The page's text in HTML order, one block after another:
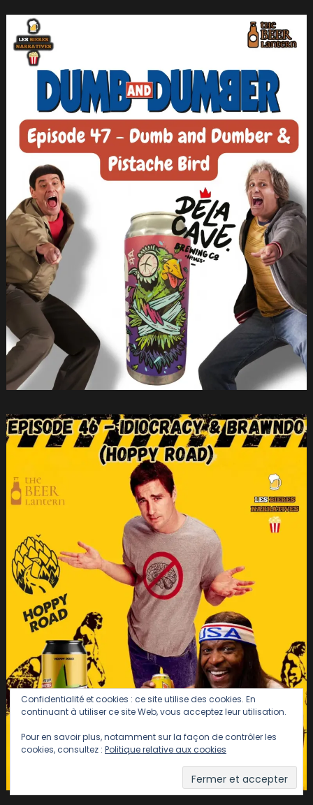
Confidentialité et cookies : ce site utilise des cookies. En
continuant à utiliser ce site Web, vous acceptez leur utilisation.
Pour en savoir plus, notamment sur la façon de contrôler les
cookies, consultez : Politique relative aux cookies